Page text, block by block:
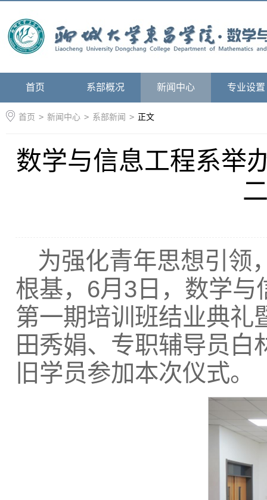
首页 系部概况 新闻中心 专业设置
首页 > 新闻中心 > 系部新闻 > 正文
数学与信息工程系举
为强化青年思想引领
根基，6月3日，数学与
第一期培训班结业典礼
田秀娟、专职辅导员
旧学员参加本次仪式。